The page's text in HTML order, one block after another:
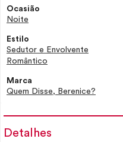
Ocasião
Noite
Estilo
Sedutor e Envolvente
Romântico
Marca
Quem Disse, Berenice?
Detalhes